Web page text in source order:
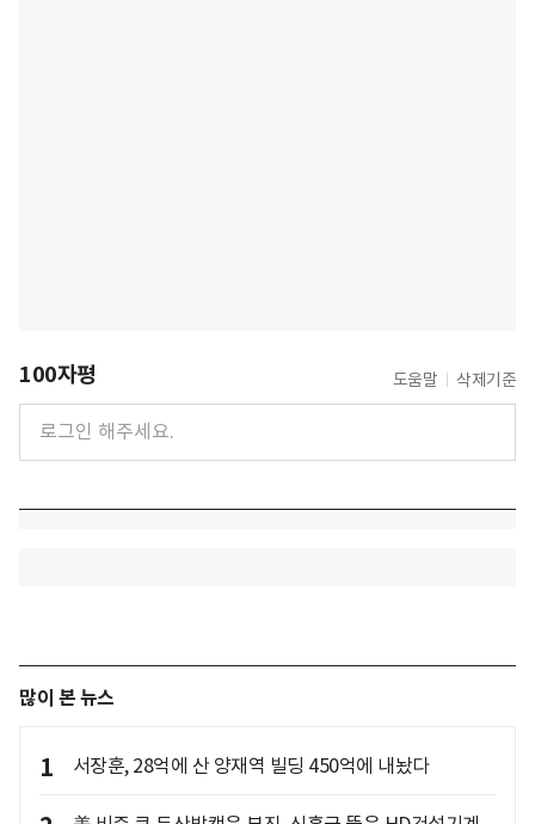
100자평 도움말 삭제기준
많이 본 뉴스
1 서장훈, 28억에 산 양재역 빌딩 450억에 내놨다